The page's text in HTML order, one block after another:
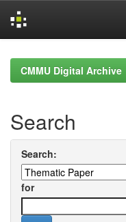
navigationCMMU Digital Archive
Search
Search:
for